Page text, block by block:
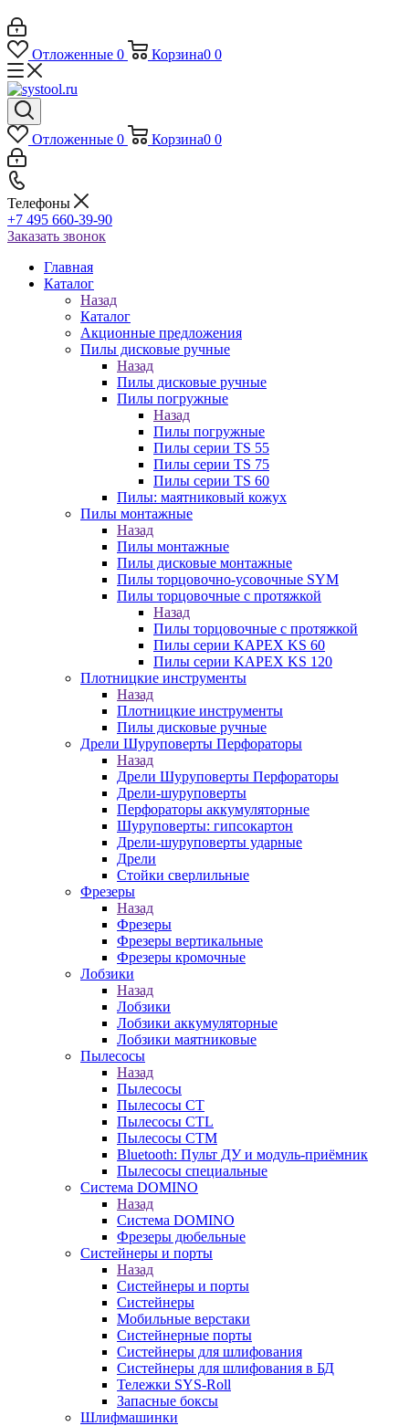
Отложенные 0 Корзина0 0
Отложенные 0 Корзина0 0
Телефоны
+7 495 660-39-90
Заказать звонок
Главная
Каталог
Назад
Каталог
Акционные предложения
Пилы дисковые ручные
Назад
Пилы дисковые ручные
Пилы погружные
Назад
Пилы погружные
Пилы серии TS 55
Пилы серии TS 75
Пилы серии TS 60
Пилы: маятниковый кожух
Пилы монтажные
Назад
Пилы монтажные
Пилы дисковые монтажные
Пилы торцовочно-усовочные SYM
Пилы торцовочные с протяжкой
Назад
Пилы торцовочные с протяжкой
Пилы серии KAPEX KS 60
Пилы серии KAPEX KS 120
Плотницкие инструменты
Назад
Плотницкие инструменты
Пилы дисковые ручные
Дрели Шуруповерты Перфораторы
Назад
Дрели Шуруповерты Перфораторы
Дрели-шуруповерты
Перфораторы аккумуляторные
Шуруповерты: гипсокартон
Дрели-шуруповерты ударные
Дрели
Стойки сверлильные
Фрезеры
Назад
Фрезеры
Фрезеры вертикальные
Фрезеры кромочные
Лобзики
Назад
Лобзики
Лобзики аккумуляторные
Лобзики маятниковые
Пылесосы
Назад
Пылесосы
Пылесосы CT
Пылесосы CTL
Пылесосы CTM
Bluetooth: Пульт ДУ и модуль-приёмник
Пылесосы специальные
Система DOMINO
Назад
Система DOMINO
Фрезеры дюбельные
Систейнеры и порты
Назад
Систейнеры и порты
Систейнеры
Мобильные верстаки
Систейнерные порты
Систейнеры для шлифования
Систейнеры для шлифования в БД
Тележки SYS-Roll
Запасные боксы
Шлифмашинки